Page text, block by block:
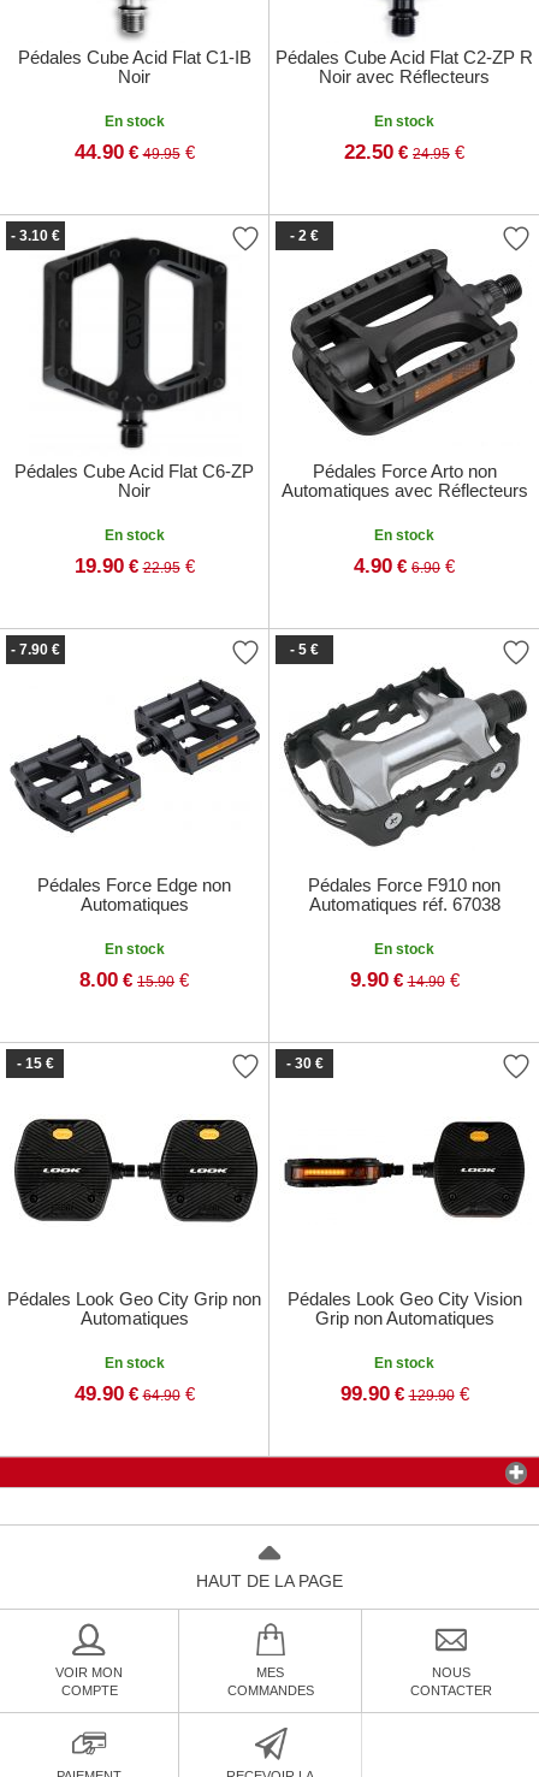
Pédales Cube Acid Flat C1-IB
Noir
En stock
44.90 € 49.95€
Pédales Cube Acid Flat C2-ZP R
Noir avec Réflecteurs
En stock
22.50 € 24.95 €
- 3.10 €
Pédales Cube Acid Flat C6-ZP
Noir
En stock
19.90 € 22.95€
- 2 €
Pédales Force Arto non
Automatiques avec Réflecteurs
En stock
4.90 € 6.90 €
- 7.90 €
Pédales Force Edge non
Automatiques
En stock
8.00 € 15.90 €
- 5 €
Pédales Force F910 non
Automatiques réf. 67038
En stock
9.90 € 14.90€
- 15 €
Pédales Look Geo City Grip non
Automatiques
En stock
49.90 € 64.90€
- 30 €
Pédales Look Geo City Vision
Grip non Automatiques
En stock
99.90 € 129.90€
HAUT DE LA PAGE
VOIR MON
COMPTE
MES
COMMANDES
NOUS
CONTACTER